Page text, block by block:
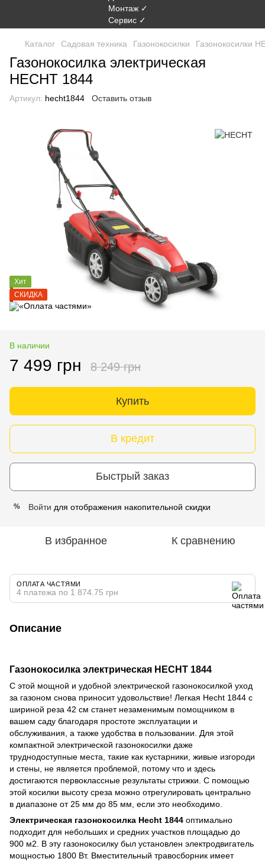
Каталог Садовая техника Газонокосилки Газонокосилки
Газонокосилка электрическая
HECHT 1844
Артикул: hecht1844 Оставить отзыв
Хит
СКИДКА
В наличии
7 499 грн 8 249 грн
Купить
В кредит
Быстрый заказ
% Войти для отображения накопительной скидки
В избранное К сравнению
ОПЛАТА ЧАСТЯМИ
4 платежа по 1 874.75 грн
Описание
Газонокосилка электрическая HECHT 1844
С этой мощной и удобной электрической газонокосилкой уход
за газоном снова приносит удовольствие! Легкая Hecht 1844 с
шириной реза 42 см станет незаменимым помощником в
вашем саду благодаря простоте эксплуатации и
обслуживания, а также удобства в пользовании. Для этой
компактной электрической газонокосилки даже
труднодоступные места, такие как кустарники, живые изгороди
и стены, не является проблемой, потому что и здесь
достигаются первоклассные результаты стрижки. С помощью
этой косилки высоту среза можно отрегулировать центрально
в диапазоне от 25 мм до 85 мм, если это необходимо.
Электрическая газонокосилка Hecht 1844 оптимально
подходит для небольших и средних участков площадью до
900 м2. В эту газонокосилку был установлен электродвигатель
мощностью 1800 Вт. Вместительный травосборник имеет